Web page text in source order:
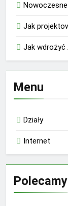
Jak
Jak wdrożyć
Menu
Działy
Internet
Polecamy